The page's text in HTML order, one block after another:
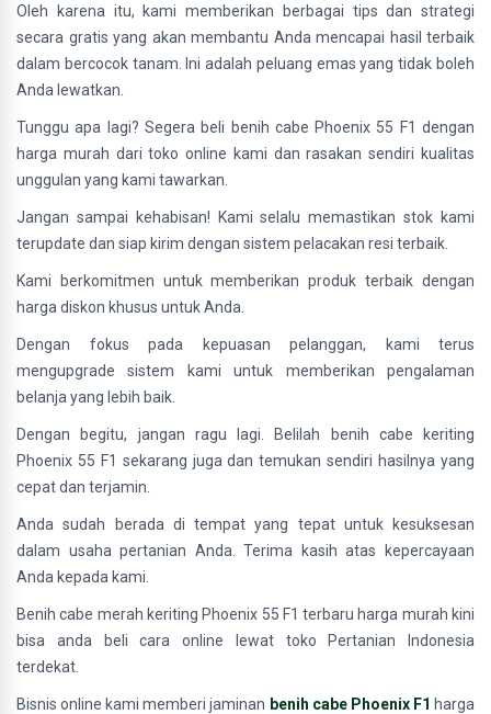
Oleh karena itu, kami memberikan berbagai tips dan strategi
secara gratis yang akan membantu Anda mencapai hasil terbaik
dalam bercocok tanam. Ini adalah peluang emas yang tidak boleh
Anda lewatkan.
Tunggu apa lagi? Segera beli benih cabe Phoenix 55 F1 dengan
harga murah dari toko online kami dan rasakan sendiri kualitas
unggulan yang kami tawarkan.
Jangan sampai kehabisan! Kami selalu memastikan stok kami
terupdate dan siap kirim dengan sistem pelacakan resi terbaik.
Kami berkomitmen untuk memberikan produk terbaik dengan
harga diskon khusus untuk Anda.
Dengan fokus pada kepuasan pelanggan, kami terus
mengupgrade sistem kami untuk memberikan pengalaman
belanja yang lebih baik.
Dengan begitu, jangan ragu lagi. Belilah benih cabe keriting
Phoenix 55 F1 sekarang juga dan temukan sendiri hasilnya yang
cepat dan terjamin.
Anda sudah berada di tempat yang tepat untuk kesuksesan
dalam usaha pertanian Anda. Terima kasih atas kepercayaan
Anda kepada kami.
Benih cabe merah keriting Phoenix 55 F1 terbaru harga murah kini
bisa anda beli cara online lewat toko Pertanian Indonesia
terdekat.
Bisnis online kami memberi jaminan benih cabe Phoenix F1 harga